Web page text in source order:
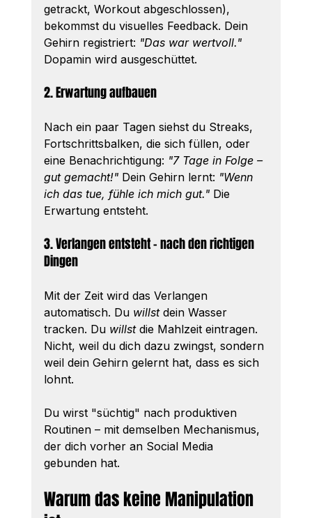
getrackt, Workout abgeschlossen),
bekommst du visuelles Feedback. Dein
Gehirn registriert: "Das war wertvoll."
Dopamin wird ausgeschüttet.
2. Erwartung aufbauen
Nach ein paar Tagen siehst du Streaks,
Fortschrittsbalken, die sich füllen, oder
eine Benachrichtigung: "7 Tage in Folge –
gut gemacht!" Dein Gehirn lernt: "Wenn
ich das tue, fühle ich mich gut." Die
Erwartung entsteht.
3. Verlangen entsteht – nach den richtigen
Dingen
Mit der Zeit wird das Verlangen
automatisch. Du willst dein Wasser
tracken. Du willst die Mahlzeit eintragen.
Nicht, weil du dich dazu zwingst, sondern
weil dein Gehirn gelernt hat, dass es sich
lohnt.
Du wirst "süchtig" nach produktiven
Routinen – mit demselben Mechanismus,
der dich vorher an Social Media
gebunden hat.
Warum das keine Manipulation